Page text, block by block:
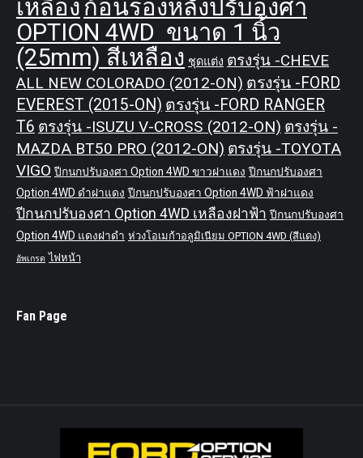
เหลือง ก้อนรองหลังปรับองศา
OPTION 4WD ขนาด 1 นิ้ว
(25mm) สีเหลือง ชุดแต่ง ตรงรุ่น -CHEVE
ALL NEW COLORADO (2012-ON) ตรงรุ่น -FORD
EVEREST (2015-ON) ตรงรุ่น -FORD RANGER
T6 ตรงรุ่น -ISUZU V-CROSS (2012-ON) ตรงรุ่น -
MAZDA BT50 PRO (2012-ON) ตรงรุ่น -TOYOTA
VIGO ปีกนกปรับองศา Option 4WD ขาวฝาแดง ปีกนกปรับองศา
Option 4WD ดำฝาแดง ปีกนกปรับองศา Option 4WD ฟ้าฝาแดง
ปีกนกปรับองศา Option 4WD เหลืองฝาฟ้า ปีกนกปรับองศา
Option 4WD แดงฝาดำ ห่วงโอเมก้าอลูมิเนียม OPTION 4WD (สีแดง)
อัพเกรด ไฟหน้า
Fan Page